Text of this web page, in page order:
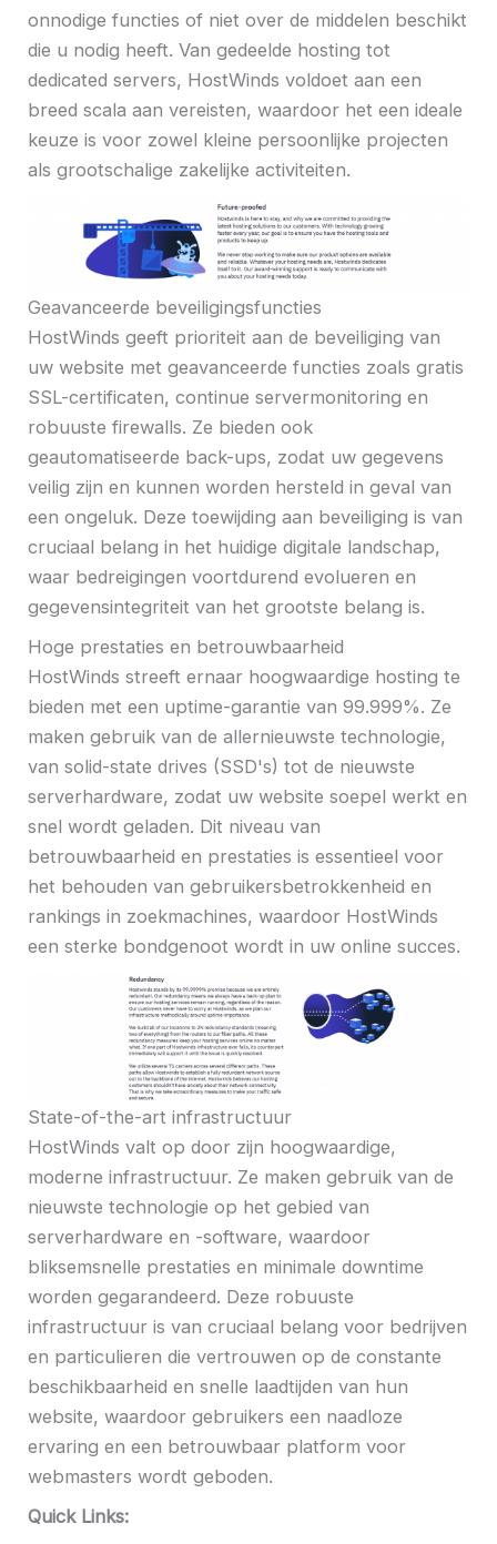
onnodige functies of niet over de middelen beschikt
die u nodig heeft. Van gedeelde hosting tot
dedicated servers, HostWinds voldoet aan een
breed scala aan vereisten, waardoor het een ideale
keuze is voor zowel kleine persoonlijke projecten
als grootschalige zakelijke activiteiten.
Geavanceerde beveiligingsfuncties
HostWinds geeft prioriteit aan de beveiliging van
uw website met geavanceerde functies zoals gratis
SSL-certificaten, continue servermonitoring en
robuuste firewalls. Ze bieden ook
geautomatiseerde back-ups, zodat uw gegevens
veilig zijn en kunnen worden hersteld in geval van
een ongeluk. Deze toewijding aan beveiliging is van
cruciaal belang in het huidige digitale landschap,
waar bedreigingen voortdurend evolueren en
gegevensintegriteit van het grootste belang is.
Hoge prestaties en betrouwbaarheid
HostWinds streeft ernaar hoogwaardige hosting te
bieden met een uptime-garantie van 99.999%. Ze
maken gebruik van de allernieuwste technologie,
van solid-state drives (SSD's) tot de nieuwste
serverhardware, zodat uw website soepel werkt en
snel wordt geladen. Dit niveau van
betrouwbaarheid en prestaties is essentieel voor
het behouden van gebruikersbetrokkenheid en
rankings in zoekmachines, waardoor HostWinds
een sterke bondgenoot wordt in uw online succes.
State-of-the-art infrastructuur
HostWinds valt op door zijn hoogwaardige,
moderne infrastructuur. Ze maken gebruik van de
nieuwste technologie op het gebied van
serverhardware en -software, waardoor
bliksemsnelle prestaties en minimale downtime
worden gegarandeerd. Deze robuuste
infrastructuur is van cruciaal belang voor bedrijven
en particulieren die vertrouwen op de constante
beschikbaarheid en snelle laadtijden van hun
website, waardoor gebruikers een naadloze
ervaring en een betrouwbaar platform voor
webmasters wordt geboden.
Quick Links: